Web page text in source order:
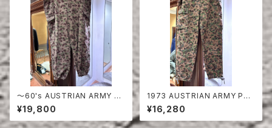
〜60's AUSTRIAN ARMY PE
A DOT CAMO FIERD PANT
S
¥19,800
1973 AUSTRIAN ARMY PEA
DOT CAMO FIERD PANTS
¥16,280